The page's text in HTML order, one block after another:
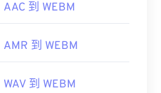
AAC 到 WEBM
AMR 到 WEBM
WAV 到 WEBM